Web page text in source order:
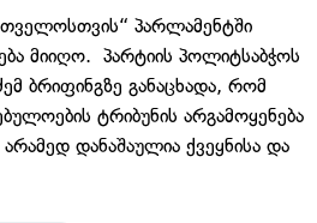
პარლამენტში
მიიღო. პარტიის პოლიტსაბჭოს
ბრიფინგზე განაცხადა, რომ
ტრიბუნის არგამოყენება
დანაშაულია ქვეყნისა და